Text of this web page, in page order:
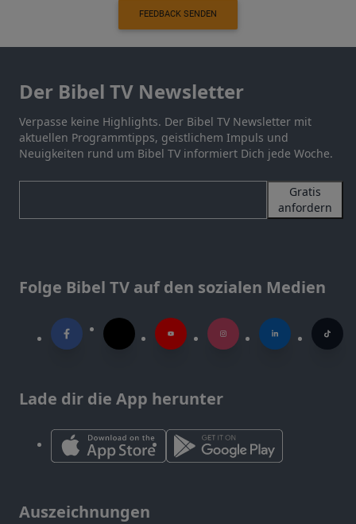
FEEDBACK SENDEN
Der Bibel TV Newsletter
Verpasse keine Highlights. Der Bibel TV Newsletter mit
aktuellen Programmtipps, geistlichem Impuls und
Neuigkeiten rund um Bibel TV informiert Dich jede Woche.
Gratis
anfordern
Folge Bibel TV auf den sozialen Medien
Lade dir die App herunter
Auszeichnungen